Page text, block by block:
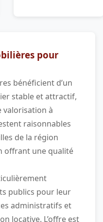
pour
bénéficient d’un
stable et attractif,
valorisation à
raisonnables
de la région
offrant une qualité
publics pour leur
administratifs et
locative. L’offre est